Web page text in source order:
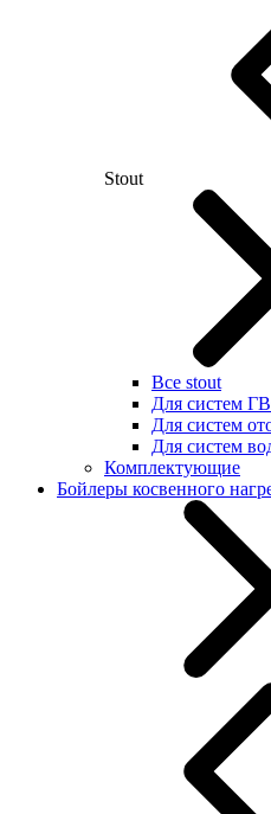
Stout
Все stout
Для систем
Для систем
Для систем
Комплектующие
Бойлеры косвенного